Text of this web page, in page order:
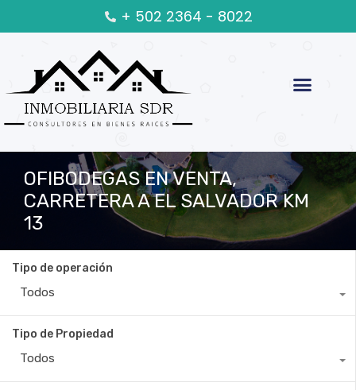
+ 502 2364 - 8022
OFIBODEGAS EN VENTA,
CARRETERA A EL SALVADOR KM
13
Tipo de operación
Todos
Tipo de Propiedad
Todos